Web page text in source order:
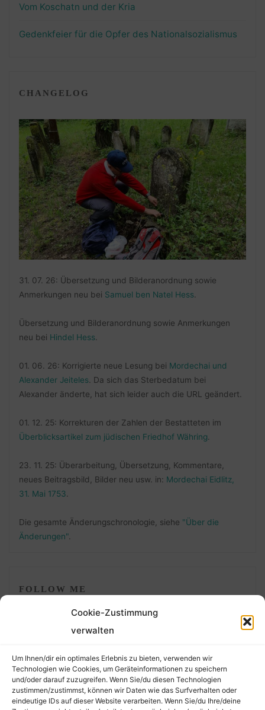
Cookie-Zustimmung
verwalten
Um Ihnen/dir ein optimales Erlebnis zu bieten, verwenden wir
Technologien wie Cookies, um Geräteinformationen zu speichern
und/oder darauf zuzugreifen. Wenn Sie/du diesen Technologien
zustimmen/zustimmst, können wir Daten wie das Surfverhalten oder
eindeutige IDs auf dieser Website verarbeiten. Wenn Sie/du Ihre/deine
Vom Koschatn und der Kria
Gedenkfeier für die Opfer des Nationalsozialismus
CHANGELOG
31. 07. 26: Übersetzung und Bilderanordnung sowie
Anmerkungen neu bei Samuel ben Natel Hess
Übersetzung und Bilderanordnung sowie Anmerkungen
neu bei Hindel Hess
01. 06. 26: Korrigierte neue Lesung bei Mordechai und
Alexander Jeiteles . Da sich das Sterbedatum bei
Alexander änderte, hat sich leider auch die URL geändert.
01. 12. 25: Korrekturen der Zahlen der Bestatteten im
Überblicksartikel zum jüdischen Friedhof Währing
23. 11. 25: Überarbeitung, Übersetzung, Kommentare,
neues Beitragsbild, Bilder neu usw. in: Mordechai Eidlitz,
31. Mai 1753
Die gesamte Änderungschronologie, siehe "Über die
Änderungen".
FOLLOW ME